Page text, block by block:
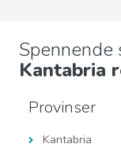
Spennende
Kantabria
Provinser
Kantabria